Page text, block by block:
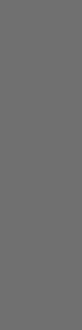
de praktijk
1: